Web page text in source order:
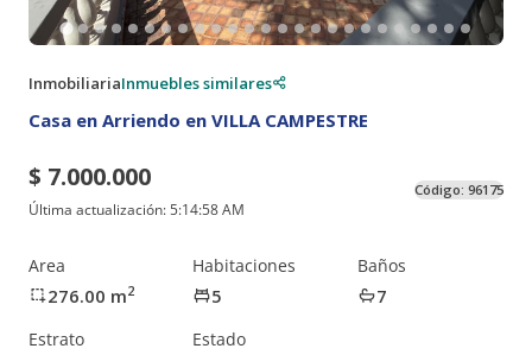
InmobiliariaInmuebles similares
Casa en Arriendo en VILLA CAMPESTRE
$ 7.000.000
Última actualización:5:14:58 AM
Código: 96175
Area
276.00 m2
Habitaciones
5
Baños
7
Estrato Estado